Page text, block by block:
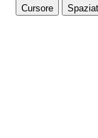
Cursore